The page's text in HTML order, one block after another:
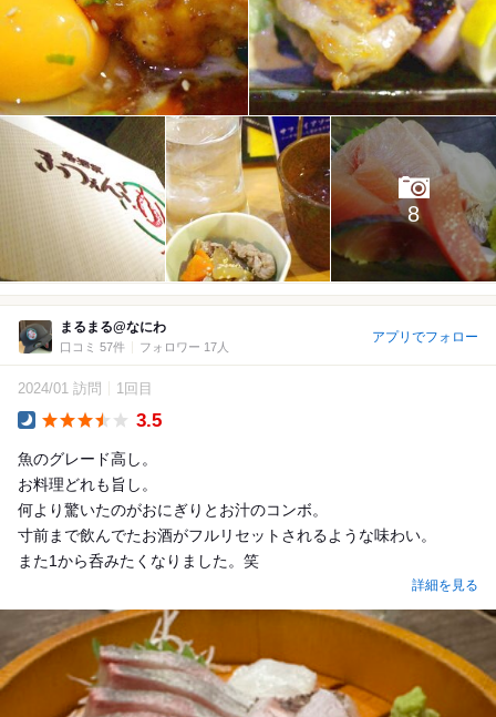
8
まるまる@なにわ
口コミ 57件 フォロワー 17人
アプリでフォロー
2024/01 訪問 1回目
3.5
魚のグレード高し。
お料理どれも旨し。
何より驚いたのがおにぎりとお汁のコンボ。
寸前まで飲んでたお酒がフルリセットされるような味わい。
また1から呑みたくなりました。笑
詳細を見る